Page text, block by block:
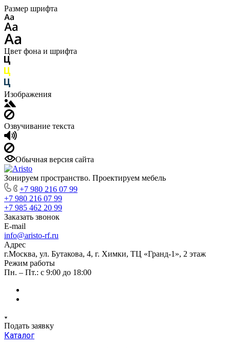
Размер шрифта
Цвет фона и шрифта
Изображения
Озвучивание текста
Обычная версия сайта
Зонируем пространство. Проектируем мебель
+7 980 216 07 99
+7 980 216 07 99
+7 985 462 20 99
Заказать звонок
E-mail
info@aristo-rf.ru
Адрес
г.Москва, ул. Бутакова, 4, г. Химки, ТЦ «Гранд-1», 2 этаж
Режим работы
Пн. – Пт.: с 9:00 до 18:00
Подать заявку
Каталог